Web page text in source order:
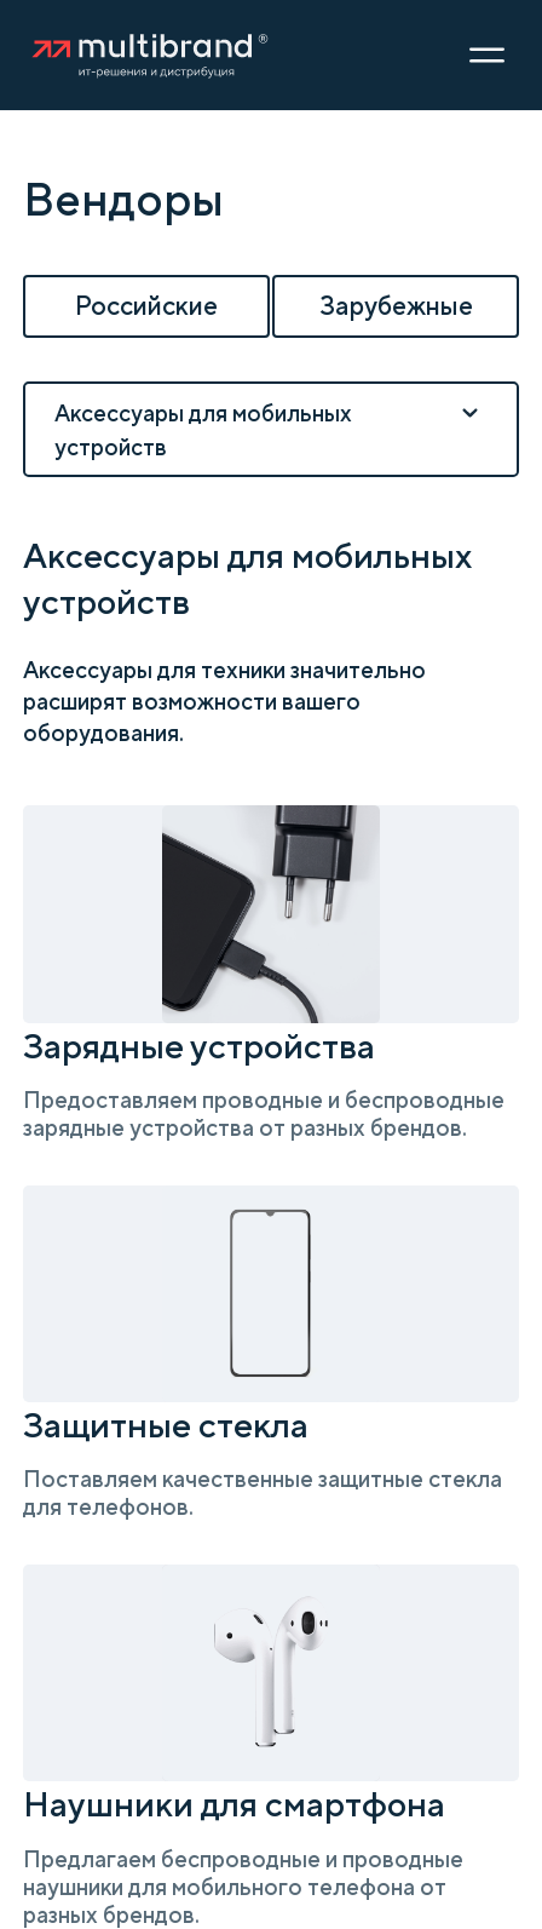
Вендоры
Российские Зарубежные
Аксессуары для мобильных
устройств
Аксессуары для мобильных
устройств
Аксессуары для техники значительно
расширят возможности вашего
оборудования.
Зарядные устройства
Предоставляем проводные и беспроводные
зарядные устройства от разных брендов.
Защитные стекла
Поставляем качественные защитные стекла
для телефонов.
Наушники для смартфона
Предлагаем беспроводные и проводные
наушники для мобильного телефона от
разных брендов.